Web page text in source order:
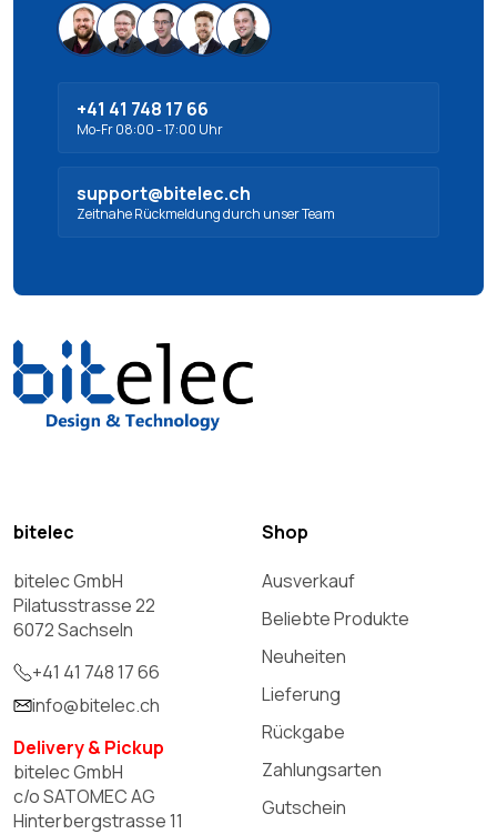
+41 41 748 17 66
Mo-Fr 08:00 - 17:00 Uhr
support@bitelec.ch
Zeitnahe Rückmeldung durch unser Team
bitelec
bitelec GmbH
Pilatusstrasse 22
6072 Sachseln
+41 41 748 17 66
info@bitelec.ch
Delivery & Pickup
bitelec GmbH
c/o SATOMEC AG
Hinterbergstrasse 11
Shop
Ausverkauf
Beliebte Produkte
Neuheiten
Lieferung
Rückgabe
Zahlungsarten
Gutschein